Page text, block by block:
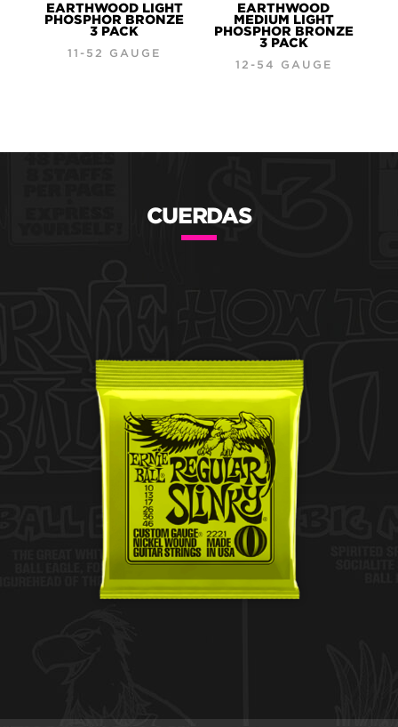
EARTHWOOD LIGHT
PHOSPHOR BRONZE
3 PACK
11-52 GAUGE
EARTHWOOD
MEDIUM LIGHT
PHOSPHOR BRONZE
3 PACK
12-54 GAUGE
CUERDAS